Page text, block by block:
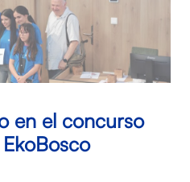
en el concurso